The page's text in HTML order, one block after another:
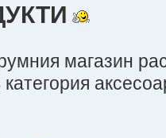
магазин